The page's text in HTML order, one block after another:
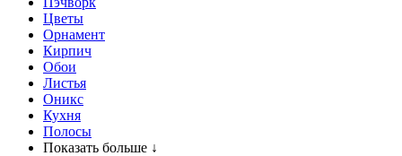
Цветы
Орнамент
Кирпич
Обои
Листья
Оникс
Кухня
Полосы
Показать больше ↓